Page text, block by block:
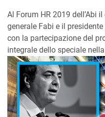
Al Forum HR 2019 dell’Abi
generale Fabi e il
con la partecipazione del
integrale dello speciale